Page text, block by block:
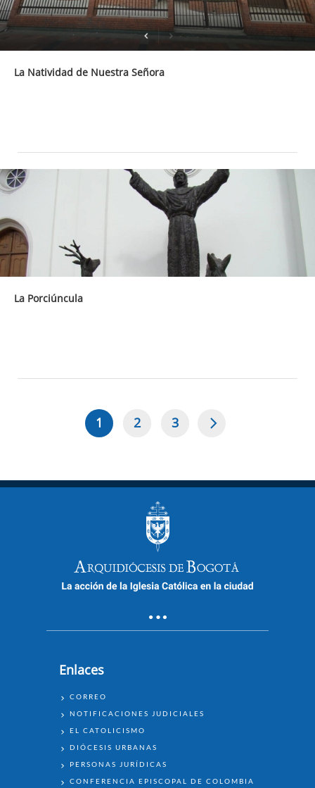
La Natividad de Nuestra Señora
La Porciúncula
Paginación
Página
1 Page
2 Page
3
Enlaces
ENLACES
CORREO
NOTIFICACIONES JUDICIALES
EL CATOLICISMO
DIÓCESIS URBANAS
PERSONAS JURÍDICAS
CONFERENCIA EPISCOPAL DE COLOMBIA